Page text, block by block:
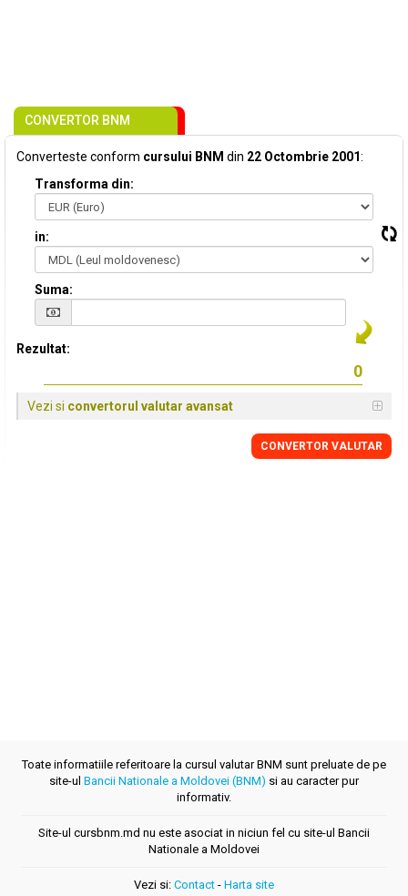
CONVERTOR BNM
Converteste conform cursului BNM din 22 Octombrie 2001:
Transforma din:
in:
Suma:
Rezultat:
Vezi si convertorul valutar avansat
CONVERTOR VALUTAR
Toate informatiile referitoare la cursul valutar BNM sunt preluate de pe
site-ul Bancii Nationale a Moldovei (BNM) si au caracter pur
informativ.
Site-ul cursbnm.md nu este asociat in niciun fel cu site-ul Bancii
Nationale a Moldovei
Vezi si: Contact - Harta site